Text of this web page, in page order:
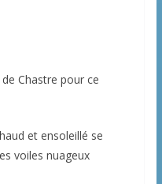
Chastre pour ce
et ensoleillé se
voiles nuageux